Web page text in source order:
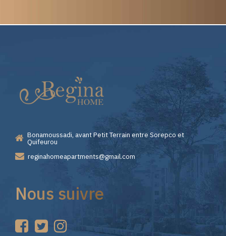
Casino
—
Premiers
Pas
sur
Choisir
Lizaro
Casino
pour
vos
Bonamoussadi, avant Petit Terrain entre Sorepco et
Quifeurou
reginahomeapartments@gmail.com
Nous suivre